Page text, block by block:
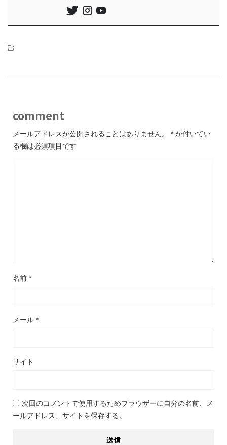
-
comment
メールアドレスが公開されることはありません。 * が付いてい
る欄は必須項目です
名前 *
メール *
サイト
次回のコメントで使用するためブラウザーに自分の名前、メ
ールアドレス、サイトを保存する。